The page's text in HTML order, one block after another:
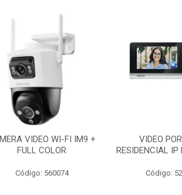
VIDEO WI-FI IM9 +
FULL COLOR
Código: 560074
VIDEO
RESIDENCIAL
Código: